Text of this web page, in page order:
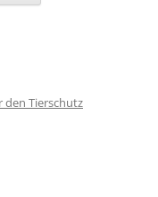
den Tierschutz